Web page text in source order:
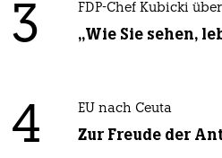
3 FDP-Chef Kubicki
„Wie Sie sehen,
4 EU nach Ceuta
Zur Freude der